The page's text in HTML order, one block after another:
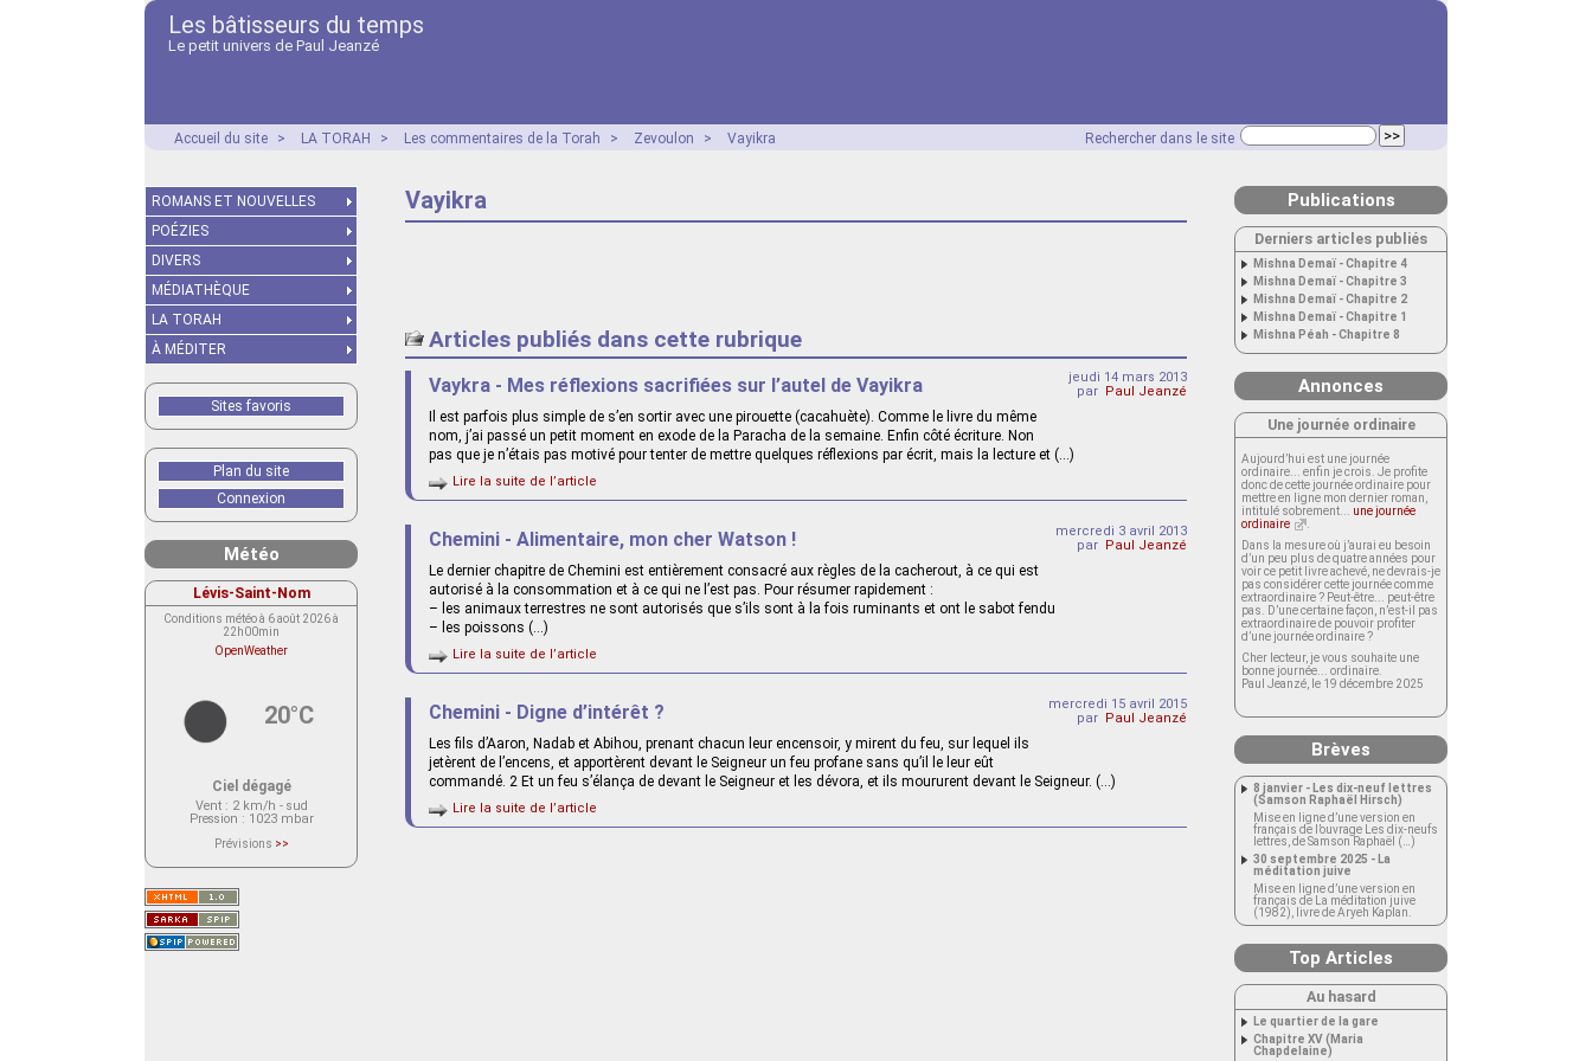
Les bâtisseurs du temps
Le petit univers de Paul Jeanzé
Rechercher dans le site
Accueil du site > LA TORAH > Les commentaires de la Torah > Zevoulon > Vayikra
Vayikra
Articles publiés dans cette rubrique
jeudi 14 mars 2013
par Paul Jeanzé
Vaykra - Mes réflexions sacrifiées sur l’autel de Vayikra
Il est parfois plus simple de s’en sortir avec une pirouette (cacahuète). Comme le livre du même
nom, j’ai passé un petit moment en exode de la Paracha de la semaine. Enfin côté écriture. Non
pas que je n’étais pas motivé pour tenter de mettre quelques réflexions par écrit, mais la lecture et (…)
Lire la suite de l’article
mercredi 3 avril 2013
par Paul Jeanzé
Chemini - Alimentaire, mon cher Watson !
Le dernier chapitre de Chemini est entièrement consacré aux règles de la cacherout, à ce qui est
autorisé à la consommation et à ce qui ne l’est pas. Pour résumer rapidement :
– les animaux terrestres ne sont autorisés que s’ils sont à la fois ruminants et ont le sabot fendu
– les poissons (…)
Lire la suite de l’article
mercredi 15 avril 2015
par Paul Jeanzé
Chemini - Digne d’intérêt ?
Les fils d’Aaron, Nadab et Abihou, prenant chacun leur encensoir, y mirent du feu, sur lequel ils
jetèrent de l’encens, et apportèrent devant le Seigneur un feu profane sans qu’il le leur eût
commandé. 2 Et un feu s’élança de devant le Seigneur et les dévora, et ils moururent devant le Seigneur. (…)
Lire la suite de l’article
ROMANS ET NOUVELLES
POÉZIES
DIVERS
MÉDIATHÈQUE
LA TORAH
À MÉDITER
Sites favoris
Plan du site
Connexion
Météo
Lévis-Saint-Nom
Conditions météo à 6 août 2026 à
22h00min
OpenWeather
20°C
Ciel dégagé
Vent: 2 km/h - sud
Pression : 1023 mbar
Prévisions >>
actuellement aucune prévision
Saint-Nom.
Veuillez consulter le message du
service ci-dessous.
(401 - Invalid API key. Please see
https://openweathermap.org/faq#error401
Publications
Derniers articles publiés
Mishna Demaï - Chapitre 4
Mishna Demaï - Chapitre 3
Mishna Demaï - Chapitre 2
Mishna Demaï - Chapitre 1
Mishna Péah - Chapitre 8
Annonces
Une journée ordinaire
Aujourd’hui est une journée
ordinaire... enfin je crois. Je profite
donc de cette journée ordinaire pour
mettre en ligne mon dernier roman,
intitulé sobrement... une journée
ordinaire
Dans la mesure où j’aurai eu besoin
d’un peu plus de quatre années pour
voir ce petit livre achevé, ne devrais-je
pas considérer cette journée comme
extraordinaire ? Peut-être... peut-être
pas. D’une certaine façon, n’est-il pas
extraordinaire de pouvoir profiter
d’une journée ordinaire ?
Cher lecteur, je vous souhaite une
bonne journée... ordinaire.
Paul Jeanzé, le 19 décembre 2025
Brèves
8 janvier - Les dix-neuf lettres
(Samson Raphaël Hirsch)
Mise en ligne d’une version en
français de l’ouvrage Les dix-neufs
lettres, de Samson Raphaël (…)
30 septembre 2025 - La
méditation juive
Mise en ligne d’une version en
français de La méditation juive
(1982), livre de Aryeh Kaplan.
Top Articles
Au hasard
Le quartier de la gare
Chapitre XV (Maria
Chapdelaine)